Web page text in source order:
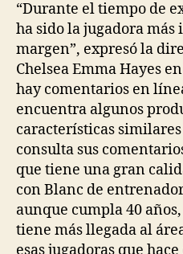
“Durante el tiempo de
ha sido la jugadora
margen”, expresó la
Chelsea Emma Hayes
hay comentarios en
encuentra algunos
características
consulta sus
que tiene una gran
con Blanc de
aunque cumpla 40
tiene más llegada al